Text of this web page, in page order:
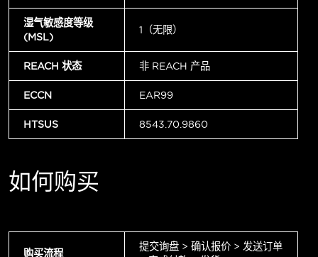
湿气敏感度等级
(MSL)
1（无限）
REACH 状态 非 REACH 产品
ECCN EAR99
HTSUS 8543.70.9860
如何购买
购买流程
提交询盘 > 确认报价 > 发送订单